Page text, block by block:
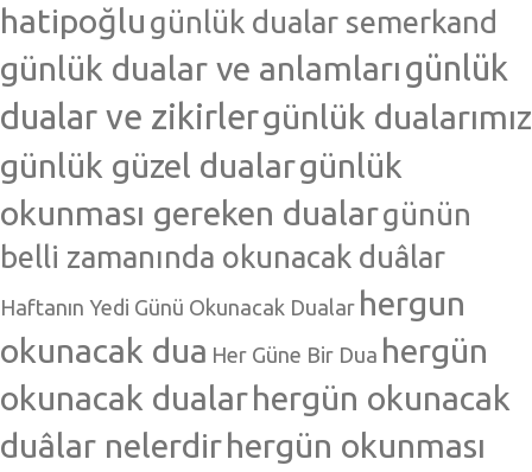
hatipoğlu günlük dualar semerkand
günlük dualar ve anlamlarıgünlük
dualar ve zikirlergünlük dualarımız
günlük güzel dualargünlük
okunması gereken dualargünün
belli zamanında okunacak duâlar
Haftanın Yedi Günü Okunacak Dualar hergun
okunacak dua Her Güne Bir Dua hergün
okunacak dualarhergün okunacak
duâlar nelerdirhergün okunması